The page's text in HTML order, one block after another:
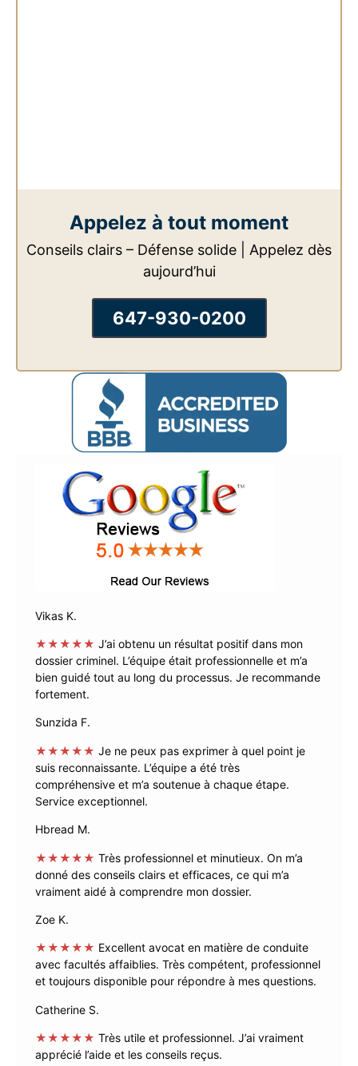
Appelez à tout moment
Conseils clairs – Défense solide | Appelez dès
aujourd’hui
647-930-0200
Vikas K.
★★★★★J’ai obtenu un résultat positif dans mon
dossier criminel. L’équipe était professionnelle et m’a
bien guidé tout au long du processus. Je recommande
fortement.
Sunzida F.
★★★★★Je ne peux pas exprimer à quel point je
suis reconnaissante. L’équipe a été très
compréhensive et m’a soutenue à chaque étape.
Service exceptionnel.
Hbread M.
★★★★★Très professionnel et minutieux. On m’a
donné des conseils clairs et efficaces, ce qui m’a
vraiment aidé à comprendre mon dossier.
Zoe K.
★★★★★ Excellent avocat en matière de conduite
avec facultés affaiblies. Très compétent, professionnel
et toujours disponible pour répondre à mes questions.
Catherine S.
★★★★★Très utile et professionnel. J’ai vraiment
apprécié l’aide et les conseils reçus.